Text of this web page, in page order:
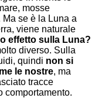
mosse
se è la Luna a
viene naturale
effetto sulla Luna?
diverso. Sulla
quindi non si
le nostre, ma
tracce
comportamento.